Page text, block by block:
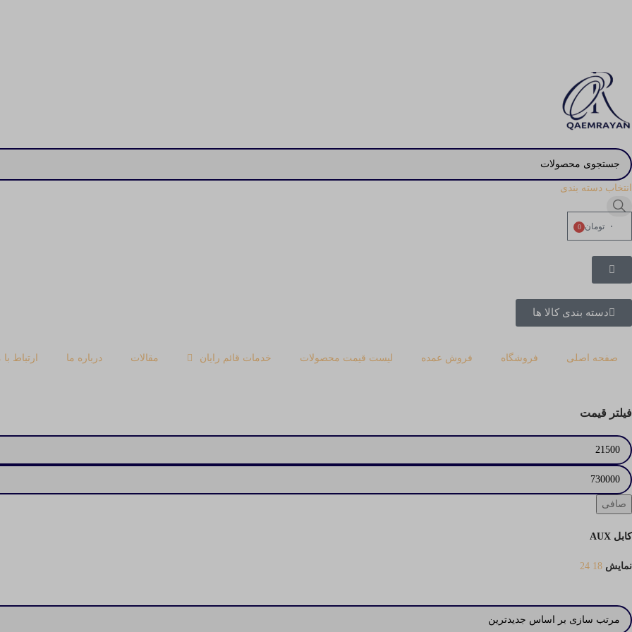
انتخاب دسته بندی
۰ تومان 0
دسته بندی کالا ها
صفحه اصلی فروشگاه فروش عمده لیست قیمت محصولات خدمات قائم رایان مقالات درباره ما ارتباط با
فیلتر قیمت
صافی
کابل AUX
نمایش 18
24